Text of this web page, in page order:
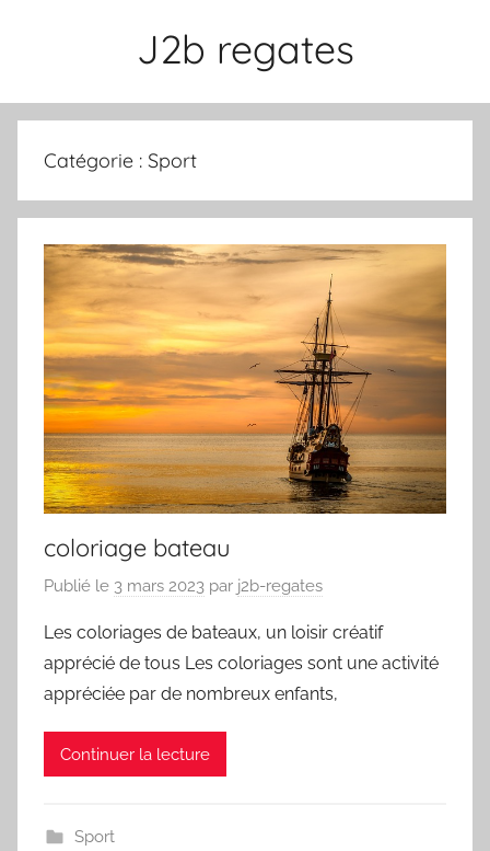
J2b regates
Catégorie : Sport
coloriage bateau
Publié le 3 mars 2023 par j2b-regates
Les coloriages de bateaux, un loisir créatif
apprécié de tous Les coloriages sont une activité
appréciée par de nombreux enfants,
Continuer la lecture
Sport